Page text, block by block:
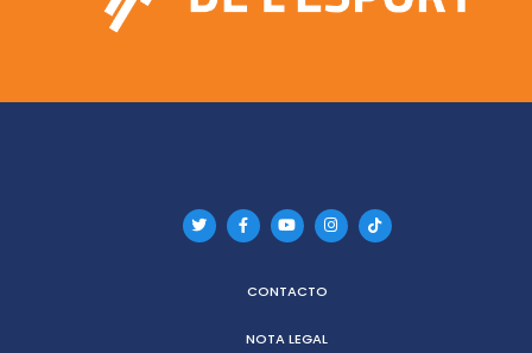
CONTACTO
NOTA LEGAL